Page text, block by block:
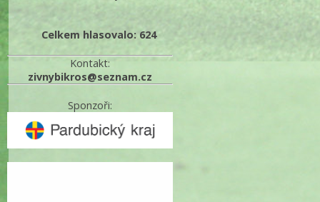
Celkem hlasovalo: 624
Kontakt:
zivnybikros@seznam.cz
Sponzoři: